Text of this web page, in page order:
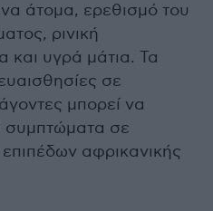
άτομα, ερεθισμό του
ρινική
υγρά μάτια. Τα
σε
μπορεί να
συμπτώματα σε
αφρικανικής